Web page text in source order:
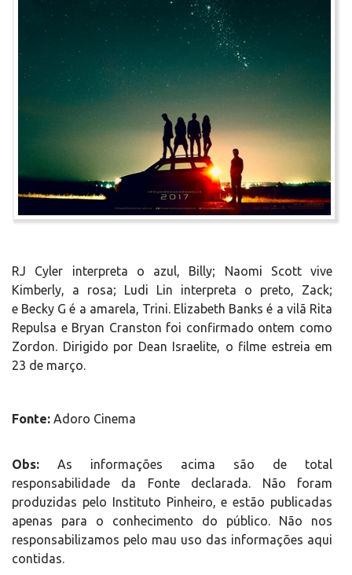
RJ Cyler interpreta o azul, Billy; Naomi Scott vive
Kimberly, a rosa; Ludi Lin interpreta o preto, Zack;
e Becky G é a amarela, Trini. Elizabeth Banks é a vilã Rita
Repulsa e Bryan Cranston foi confirmado ontem como
Zordon. Dirigido por Dean Israelite, o filme estreia em
23 de março.
Fonte: Adoro Cinema
Obs: As informações acima são de total
responsabilidade da Fonte declarada. Não foram
produzidas pelo Instituto Pinheiro, e estão publicadas
apenas para o conhecimento do público. Não nos
responsabilizamos pelo mau uso das informações aqui
contidas.